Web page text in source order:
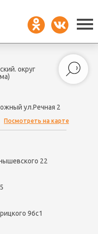
96с1
округ
22
ул.Речная 2
Посмотреть на карте